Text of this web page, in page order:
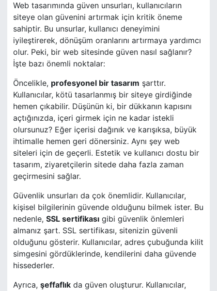
Web tasarımında güven unsurları, kullanıcıların
siteye olan güvenini artırmak için kritik öneme
sahiptir. Bu unsurlar, kullanıcı deneyimini
iyileştirerek, dönüşüm oranlarını artırmaya yardımcı
olur. Peki, bir web sitesinde güven nasıl sağlanır?
İşte bazı önemli noktalar:
Öncelikle, profesyonel bir tasarım şarttır.
Kullanıcılar, kötü tasarlanmış bir siteye girdiğinde
hemen çıkabilir. Düşünün ki, bir dükkanın kapısını
açtığınızda, içeri girmek için ne kadar istekli
olursunuz? Eğer içerisi dağınık ve karışıksa, büyük
ihtimalle hemen geri dönersiniz. Aynı şey web
siteleri için de geçerli. Estetik ve kullanıcı dostu bir
tasarım, ziyaretçilerin sitede daha fazla zaman
geçirmesini sağlar.
Güvenlik unsurları da çok önemlidir. Kullanıcılar,
kişisel bilgilerinin güvende olduğunu bilmek ister. Bu
nedenle, SSL sertifikası gibi güvenlik önlemleri
almanız şart. SSL sertifikası, sitenizin güvenli
olduğunu gösterir. Kullanıcılar, adres çubuğunda kilit
simgesini gördüklerinde, kendilerini daha güvende
hissederler.
Ayrıca, şeffaflık da güven oluşturur. Kullanıcılar,